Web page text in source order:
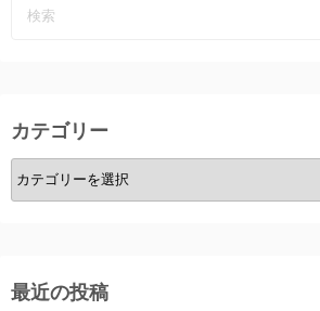
カテゴリー
カ
テ
ー
最近の投稿